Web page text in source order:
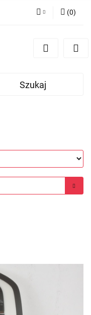
Zarejestruj się
(0)
Szukaj